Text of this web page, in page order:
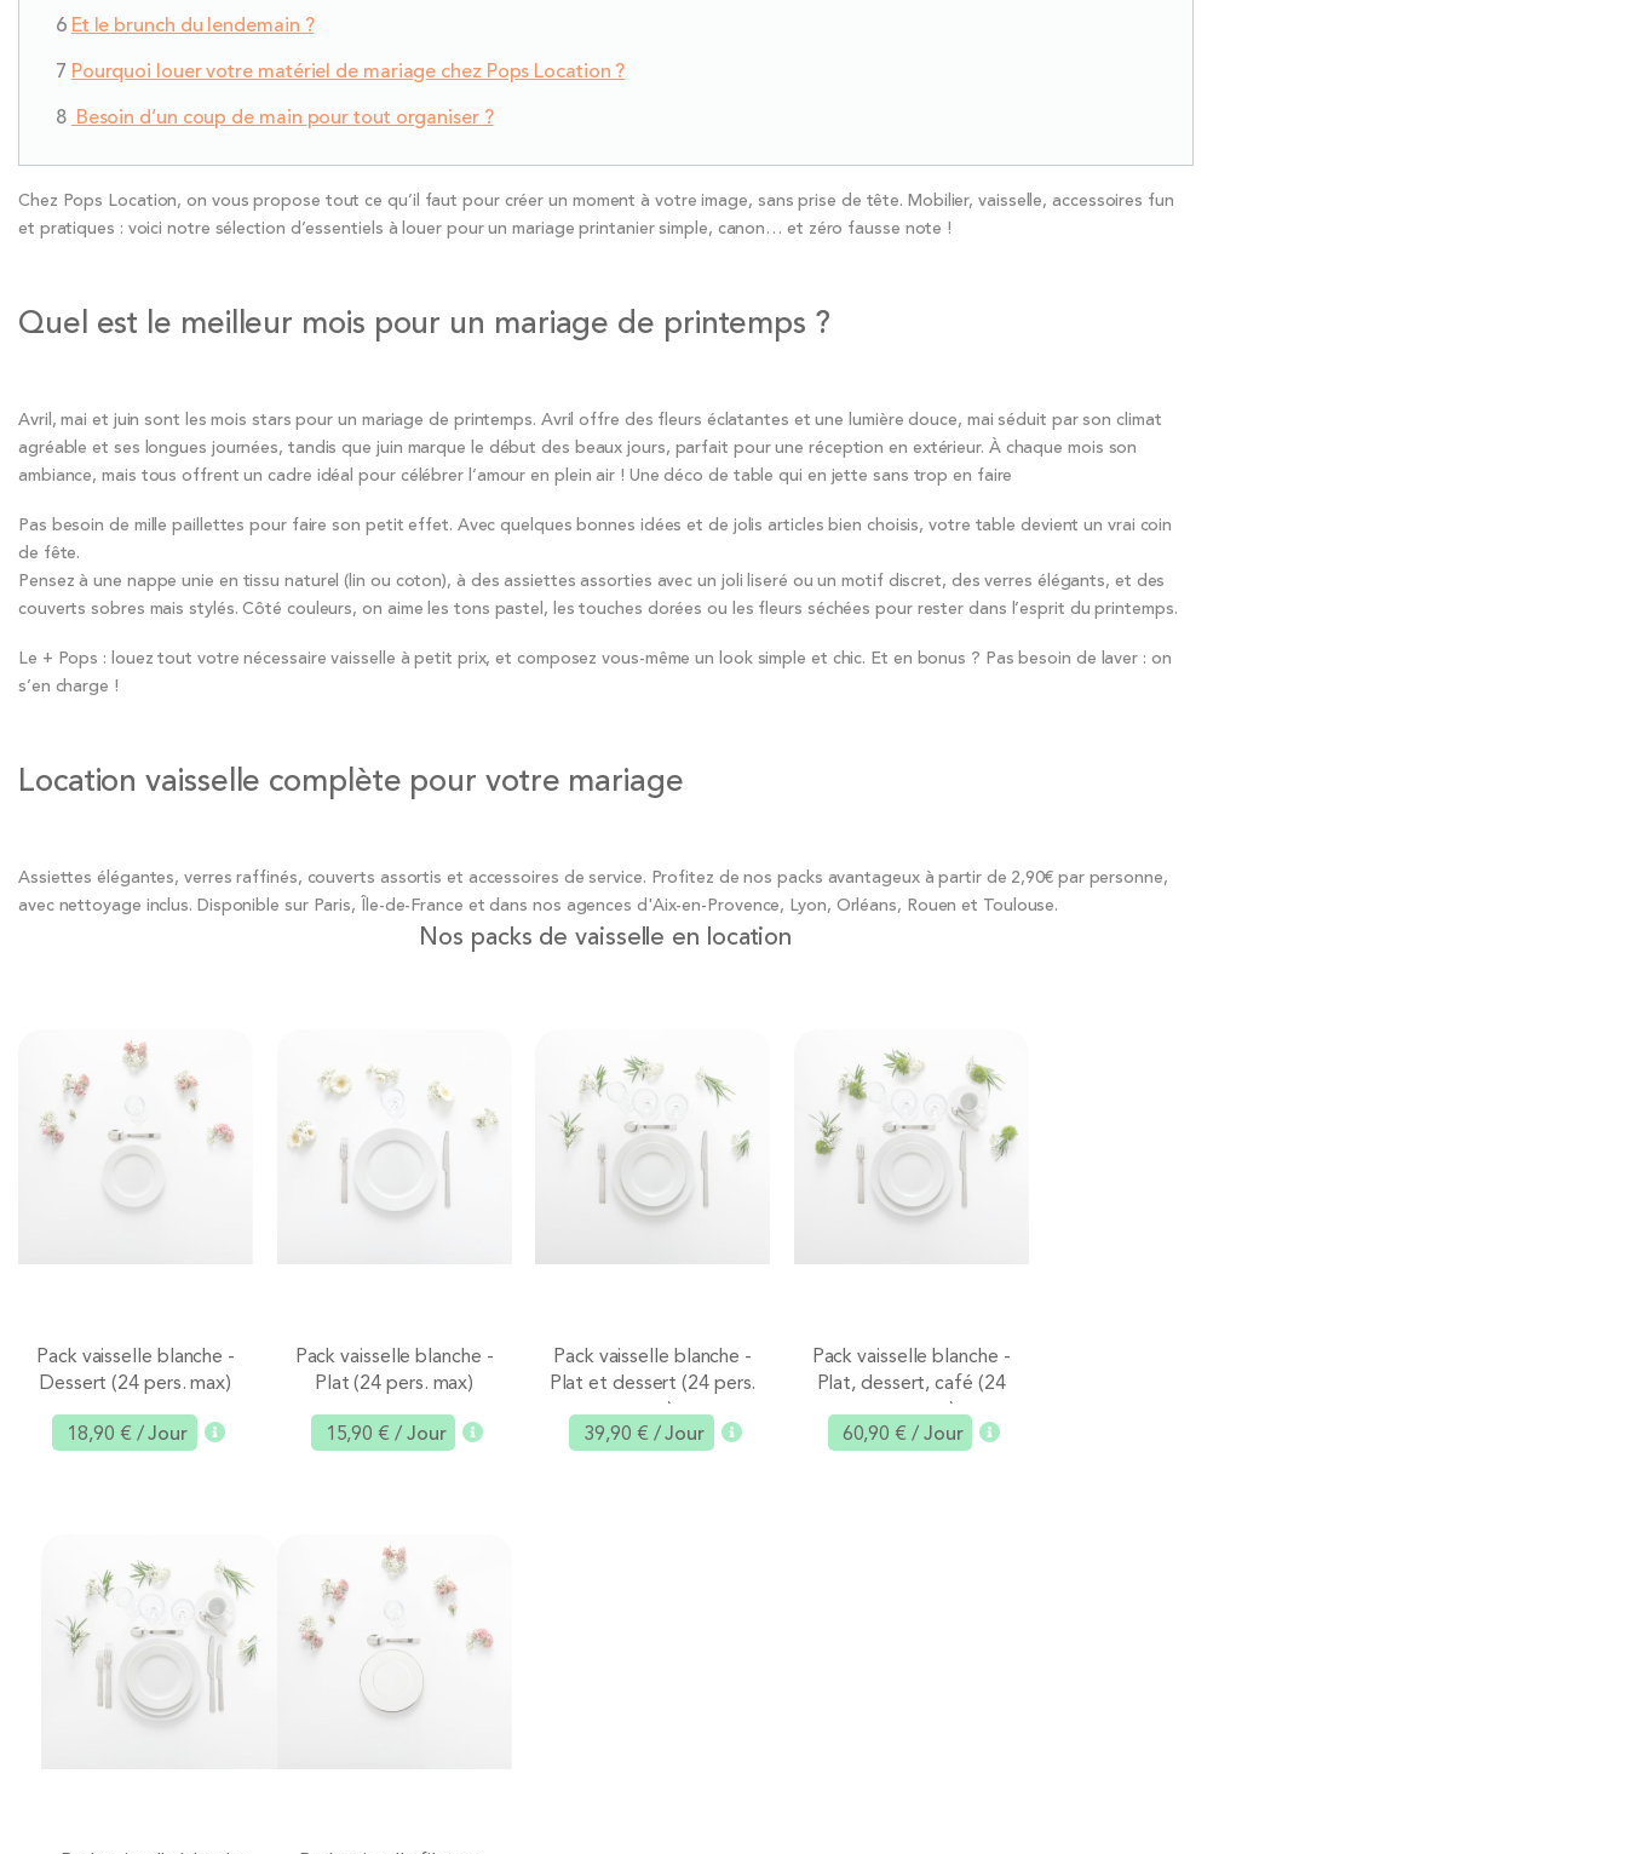
Et le brunch du lendemain ?
Pourquoi louer votre matériel de mariage chez Pops Location ?
Besoin d’un coup de main pour tout organiser ?
Chez Pops Location, on vous propose tout ce qu’il faut pour créer un moment à votre image, sans prise de tête. Mobilier, vaisselle, accessoires fun
et pratiques : voici notre sélection d’essentiels à louer pour un mariage printanier simple, canon… et zéro fausse note !
Quel est le meilleur mois pour un mariage de printemps ?
Avril, mai et juin sont les mois stars pour un mariage de printemps. Avril offre des fleurs éclatantes et une lumière douce, mai séduit par son climat
agréable et ses longues journées, tandis que juin marque le début des beaux jours, parfait pour une réception en extérieur. À chaque mois son
ambiance, mais tous offrent un cadre idéal pour célébrer l’amour en plein air ! Une déco de table qui en jette sans trop en faire
Pas besoin de mille paillettes pour faire son petit effet. Avec quelques bonnes idées et de jolis articles bien choisis, votre table devient un vrai coin
de fête.
Pensez à une nappe unie en tissu naturel (lin ou coton), à des assiettes assorties avec un joli liseré ou un motif discret, des verres élégants, et des
couverts sobres mais stylés. Côté couleurs, on aime les tons pastel, les touches dorées ou les fleurs séchées pour rester dans l’esprit du printemps.
Le + Pops : louez tout votre nécessaire vaisselle à petit prix, et composez vous-même un look simple et chic. Et en bonus ? Pas besoin de laver : on
s’en charge !
Location vaisselle complète pour votre mariage
Assiettes élégantes, verres raffinés, couverts assortis et accessoires de service. Profitez de nos packs avantageux à partir de 2,90€ par personne,
avec nettoyage inclus. Disponible sur Paris, Île-de-France et dans nos agences d'Aix-en-Provence, Lyon, Orléans, Rouen et Toulouse.
Nos packs de vaisselle en location
Ajouter
Pack vaisselle blanche -
Dessert (24 pers. max)
18,90 € / Jour
Ajouter
Pack vaisselle blanche -
Plat (24 pers. max)
15,90 € / Jour
Ajouter
Pack vaisselle blanche -
Plat et dessert (24 pers.
max)
39,90 € / Jour
Ajouter
Pack vaisselle blanche -
Plat, dessert, café (24
pers. max)
60,90 € / Jour